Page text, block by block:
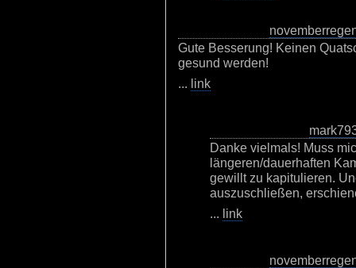
Gute Besserung! Keinen
gesund werden!
... link
Danke vielmals! Muss
längeren/dauerhaften
gewillt zu kapitulieren.
auszuschließen,
... link